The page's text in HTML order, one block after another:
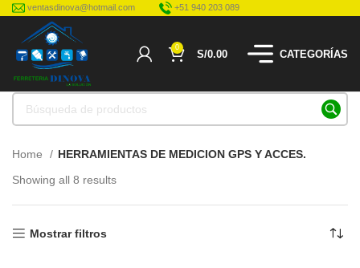
ventasdinova@hotmail.com +51 940 203 089
0
S/0.00 CATEGORÍAS
Home
HERRAMIENTAS DE MEDICION GPS Y ACCES.
Showing all 8 results
Mostrar filtros